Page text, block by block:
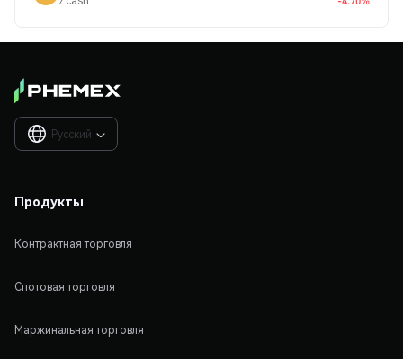
Русский 
Продукты
Контрактная торговля
Спотовая торговля
Маржинальная торговля